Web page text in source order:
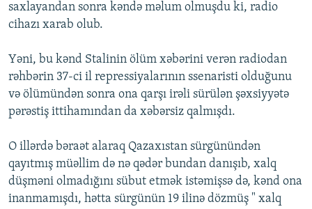
saxlayandan sonra kəndə məlum olmuşdu ki, radio
cihazı xarab olub.
Yəni, bu kənd Stalinin ölüm xəbərini verən radiodan
rəhbərin 37-ci il repressiyalarının ssenaristi olduğunu
və ölümündən sonra ona qarşı irəli sürülən şəxsiyyətə
pərəstiş ittihamından da xəbərsiz qalmışdı.
O illərdə bəraət alaraq Qazaxıstan sürgünündən
qayıtmış müəllim də nə qədər bundan danışıb, xalq
düşməni olmadığını sübut etmək istəmişsə də, kənd ona
inanmamışdı, hətta sürgünün 19 ilinə dözmüş " xalq